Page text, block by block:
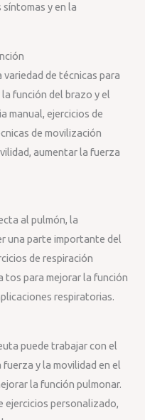
síntomas y en la
de técnicas para
función del brazo y el
manual, ejercicios de
de movilización
aumentar la fuerza
al pulmón, la
una parte importante del
de respiración
tos para mejorar la función
respiratorias.
puede trabajar con el
y la movilidad en el
la función pulmonar.
ejercicios personalizado,